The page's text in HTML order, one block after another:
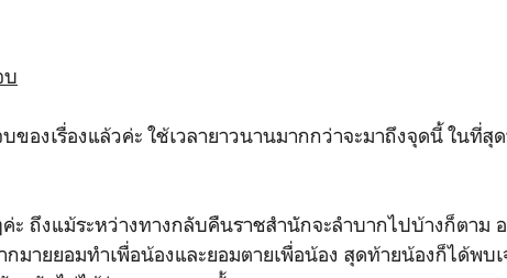
บ
ของเรื่องแล้วค่ะ ใช้เวลายาวนานมากกว่าจะมาถึงจุดนี้ ในที่
ะ ถึงแม้ระหว่างทางกลับคืนราชสำนักจะลำบากไปบ้างก็ตาม
กมายยอมทำเพื่อน้องและยอมตายเพื่อน้อง สุดท้ายน้องก็ได้พบ